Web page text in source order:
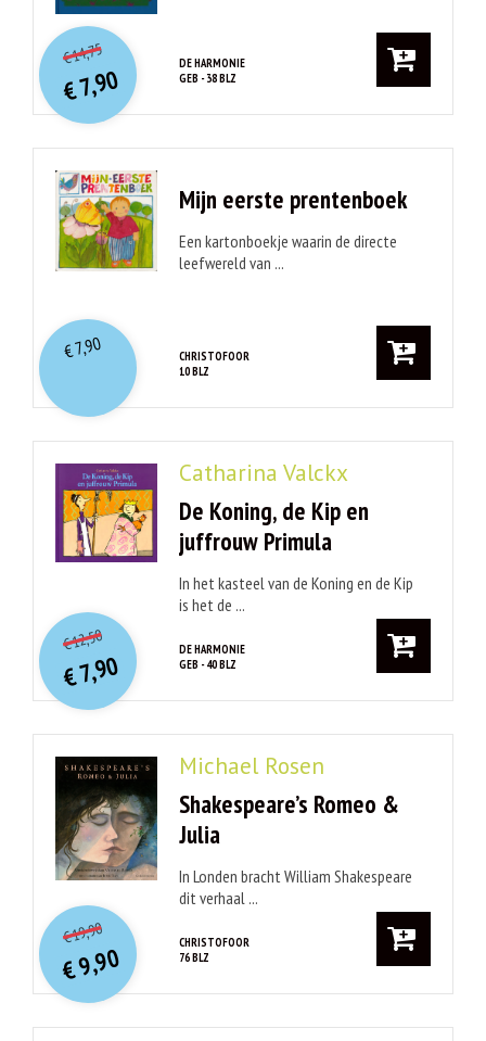
DE HARMONIE
GEB - 38 BLZ
€14,75O
orspr
onkelijke
prijs
was:
€ 14,75.
€7,90
Huidige
prijs
is:
€ 7,90.
Mijn eerste prentenboek
Een kartonboekje waarin de directe
leefwereld van ...
CHRISTOFOOR
10 BLZ
€7,90
Catharina Valckx
De Koning, de Kip en
juffrouw Primula
In het kasteel van de Koning en de Kip
is het de ...
DE HARMONIE
GEB - 40 BLZ
€12,50O
orspr
onkelijke
prijs
was:
€ 12,50.
€7,90
Huidige
prijs
is:
€ 7,90.
Michael Rosen
Shakespeare’s Romeo &
Julia
In Londen bracht William Shakespeare
dit verhaal ...
CHRISTOFOOR
76 BLZ
€19,90O
orspr
onkelijke
prijs
was:
€ 19,90.
€9,90
Huidige
prijs
is:
€ 9,90.